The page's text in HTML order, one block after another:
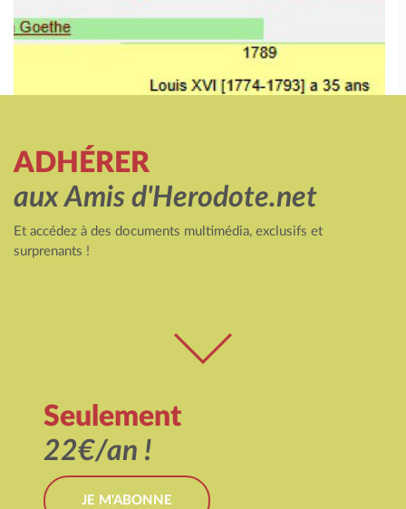
ADHÉRER
aux Amis d'Herodote.net
Et accédez à des documents multimédia, exclusifs et
surprenants !
Seulement
22€/an !
JE M'ABONNE